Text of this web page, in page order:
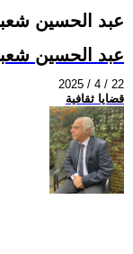
عبد الحسين
عبد الحسين
2025 / 4 / 22
قضايا ثقافية